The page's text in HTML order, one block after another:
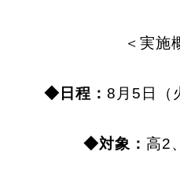
＜実施
◆日程：8月5日（
◆対象：高2